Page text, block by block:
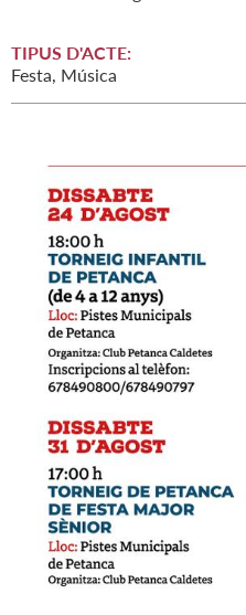
TIPUS D'ACTE:
Festa, Música